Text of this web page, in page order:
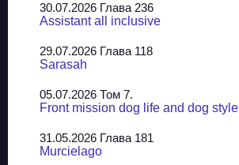
30.07.2026 Глава 236
Assistant all inclusive
29.07.2026 Глава 118
Sarasah
05.07.2026 Том 7.
Front mission dog life and dog style
31.05.2026 Глава 181
Murcielago